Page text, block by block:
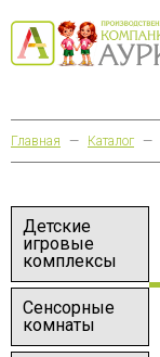
Главная — Каталог —
Детские
игровые
комплексы
Сенсорные
комнаты